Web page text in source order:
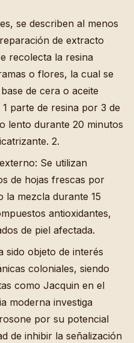
se describen al menos
de extracto
recolecta la resina
o flores, la cual se
de cera o aceite
parte de resina por 3 de
lento durante 20 minutos
2.
Se utilizan
de hojas frescas por
la mezcla durante 15
antioxidantes,
de piel afectada.
sido objeto de interés
coloniales, siendo
como Jacquin en el
moderna investiga
por su potencial
de inhibir la señalización